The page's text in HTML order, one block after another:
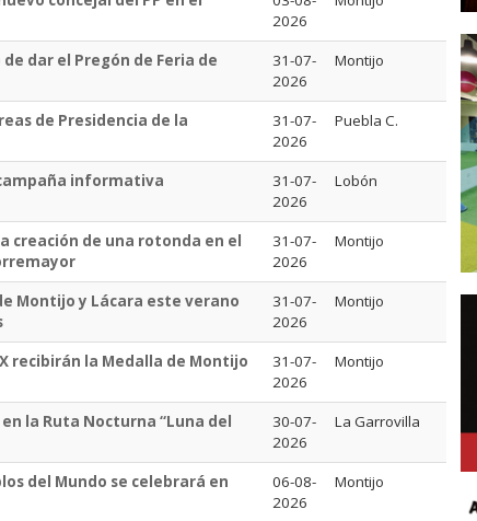
2026
dar el Pregón de Feria de
31-07-
2026
Montijo
de Presidencia de la
31-07-
2026
Puebla C.
informativa
31-07-
2026
Lobón
creación de una rotonda en el
31-07-
2026
Montijo
Montijo y Lácara este verano
31-07-
2026
Montijo
recibirán la Medalla de Montijo
31-07-
2026
Montijo
la Ruta Nocturna “Luna del
30-07-
2026
La Garrovilla
del Mundo se celebrará en
06-08-
2026
Montijo